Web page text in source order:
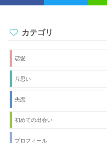
カテゴリ
恋愛
片思い
失恋
初めての出会い
プロフィール